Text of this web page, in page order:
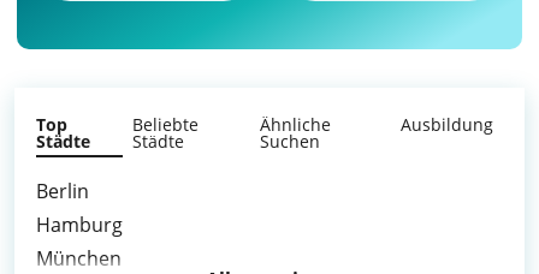
Top
Städte
Beliebte
Städte
Ähnliche
Suchen
Ausbildung
Berlin
Hamburg
München